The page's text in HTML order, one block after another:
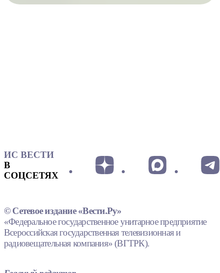
ИС ВЕСТИ
В
СОЦСЕТЯХ
© Сетевое издание «Вести.Ру»
«Федеральное государственное унитарное предприятие
Всероссийская государственная телевизионная и
радиовещательная компания» (ВГТРК).